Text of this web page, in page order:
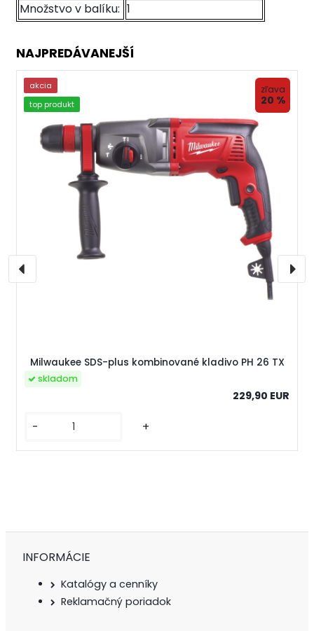
Množstvo v balíku: 1
NAJPREDÁVANEJŠÍ
Milwaukee SDS-plus kombinované kladivo PH 26 TX
229,90 EUR
- +
skladom
akcia
top produkt
zľava
20 %
INFORMÁCIE
Katalógy a cenníky
Reklamačný poriadok